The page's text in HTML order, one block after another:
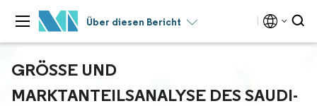
Über diesen Bericht
GRÖSSE UND M
ARKTANTEILSANALYSE DES SAUDI-A